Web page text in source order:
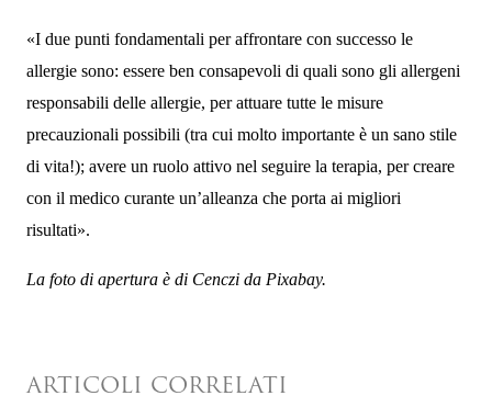
«I due punti fondamentali per affrontare con successo le
allergie sono: essere ben consapevoli di quali sono gli allergeni
responsabili delle allergie, per attuare tutte le misure
precauzionali possibili (tra cui molto importante è un sano stile
di vita!); avere un ruolo attivo nel seguire la terapia, per creare
con il medico curante un’alleanza che porta ai migliori
risultati».
La foto di apertura è di Cenczi da Pixabay.
ARTICOLI CORRELATI